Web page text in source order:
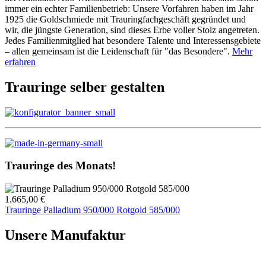
immer ein echter Familienbetrieb: Unsere Vorfahren haben im Jahr
1925 die Goldschmiede mit Trauringfachgeschäft gegründet und
wir, die jüngste Generation, sind dieses Erbe voller Stolz angetreten.
Jedes Familienmitglied hat besondere Talente und Interessensgebiete
– allen gemeinsam ist die Leidenschaft für "das Besondere". Mehr
erfahren
Trauringe selber gestalten
Trauringe des Monats!
1.665,00 €
Trauringe Palladium 950/000 Rotgold 585/000
Unsere Manufaktur